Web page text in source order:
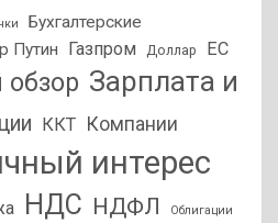
Бухгалтерские
Путин Газпром Доллар ЕС
Зарплата и
ККТ Компании
интерес
НДС НДФЛ Облигации